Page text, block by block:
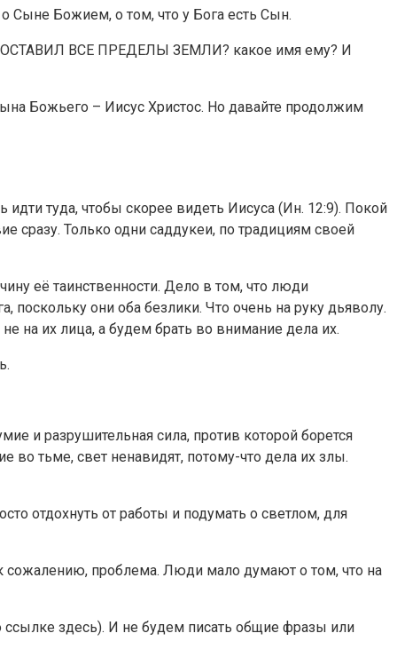
Сыне Божием, о том, что у Бога есть Сын.
ПОСТАВИЛ ВСЕ ПРЕДЕЛЫ ЗЕМЛИ? какое имя ему? И
Божьего – Иисус Христос. Но давайте продолжим
туда, чтобы скорее видеть Иисуса (Ин. 12:9). Покой
сразу. Только одни саддукеи, по традициям своей
её таинственности. Дело в том, что люди
они оба безлики. Что очень на руку дьяволу.
на их лица, а будем брать во внимание дела их.
и разрушительная сила, против которой борется
тьме, свет ненавидят, потому-что дела их злы.
отдохнуть от работы и подумать о светлом, для
сожалению, проблема. Люди мало думают о том, что на
здесь). И не будем писать общие фразы или